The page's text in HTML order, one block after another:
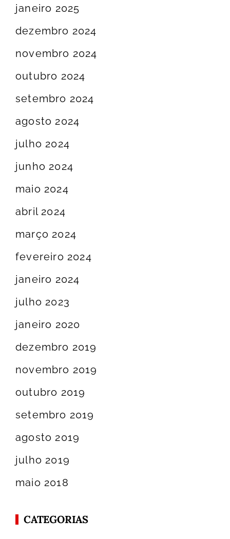
janeiro 2025
dezembro 2024
novembro 2024
outubro 2024
setembro 2024
agosto 2024
julho 2024
junho 2024
maio 2024
abril 2024
março 2024
fevereiro 2024
janeiro 2024
julho 2023
janeiro 2020
dezembro 2019
novembro 2019
outubro 2019
setembro 2019
agosto 2019
julho 2019
maio 2018
CATEGORIAS